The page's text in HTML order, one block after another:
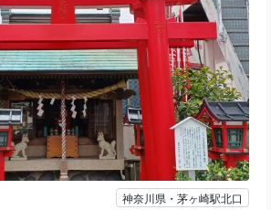
神奈川県・茅ヶ崎駅北口